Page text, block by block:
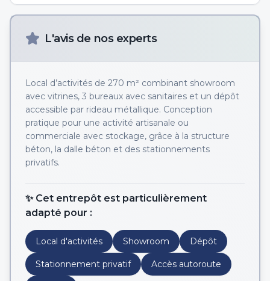
L'avis de nos experts
Local d’activités de 270 m² combinant showroom
avec vitrines, 3 bureaux avec sanitaires et un dépôt
accessible par rideau métallique. Conception
pratique pour une activité artisanale ou
commerciale avec stockage, grâce à la structure
béton, la dalle béton et des stationnements
privatifs.
✨ Cet entrepôt est particulièrement
adapté pour :
Local d'activités Showroom Dépôt
Stationnement privatif Accès autoroute